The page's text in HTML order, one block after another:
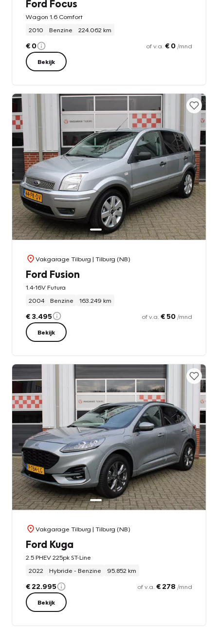
Ford Focus
Wagon 1.6 Comfort
2010
Benzine 224.062 km
€ 0 of v.a. € 0 /mnd
Bekijk
Vakgarage Tilburg | Tilburg (NB)
Ford Fusion
1.4-16V Futura
2004
Benzine 163.249 km
€ 3.495 of v.a. € 50 /mnd
Bekijk
Vakgarage Tilburg | Tilburg (NB)
Ford Kuga
2.5 PHEV 225pk ST-Line
2022
Hybride - Benzine 95.852 km
€ 22.995 of v.a. € 278 /mnd
Bekijk